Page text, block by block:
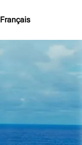
Français